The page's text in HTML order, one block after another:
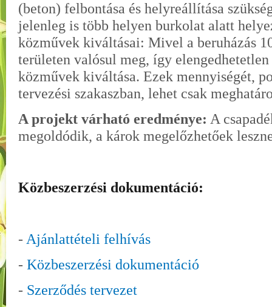
(beton) felbontása és helyreállítása
jelenleg is több helyen burkolat alatt
közművek kiváltásai: Mivel a beruházás
területen valósul meg, így
közművek kiváltása. Ezek mennyiségét,
tervezési szakaszban, lehet csak
A projekt várható eredménye: A
megoldódik, a károk megelőzhetőek
Közbeszerzési dokumentáció:
- Ajánlattételi felhívás
- Közbeszerzési dokumentáció
- Szerződés tervezet